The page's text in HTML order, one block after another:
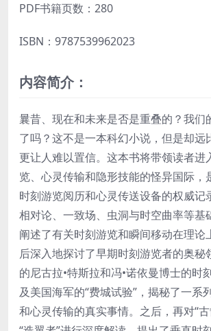
PDF书籍页数：280
ISBN：9787539962023
内容简介：
曩昔、现在和未来是否是重叠的？我们
了吗？这不是一本科幻小说，但是却远
更让人难以置信。这本书将带领读者进
览、心灵传输和隐形技能的怪异国际，
时刻游览阅历和心灵传送设备的权威记
相对论、一致场、虫洞与时空曲率等基
阐述了有关时刻游览和瞬间移动在理论
后深入地探讨了早期时刻游览者的奥秘
的尼古拉•特斯拉和冯•诺依曼博士的时
及美国海军的“费城试验”，揭秘了一系
和心灵传输的真实事情。之后，再对“